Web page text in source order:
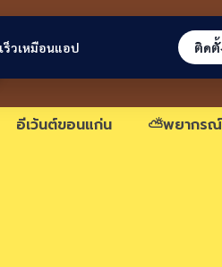
ขอนแก่นลิงก์
อีเว้นต์ขอนแก่น ⛅พยากร
ร็วเหมือนแอป ติดตั้